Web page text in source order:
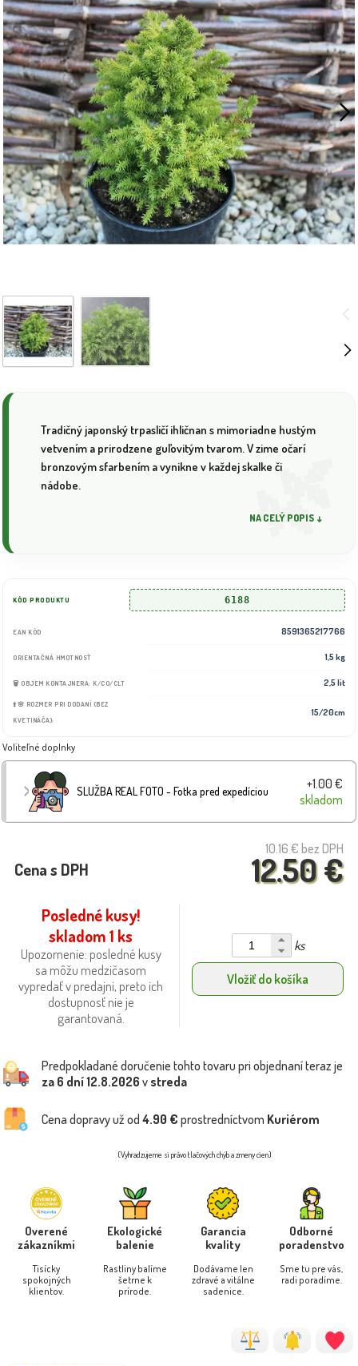
Tradičný japonský trpasličí ihličnan s mimoriadne hustým
vetvením a prirodzene guľovitým tvarom. V zime očarí
bronzovým sfarbením a vynikne v každej skalke či
nádobe.
NA CELÝ POPIS ↓
KÓD PRODUKTU 6188
EAN KÓD 8591365217766
ORIENTAČNÁ HMOTNOSŤ 1,5 kg
🗑️ OBJEM KONTAJNERA: K/CO/CLT 2,5 lit
⬆️🌸 ROZMER PRI DODANÍ (BEZ
KVETINÁČA):
15/20cm
Voliteľné doplnky
SLUŽBA REAL FOTO - Fotka pred expedíciou
+1.00 €
skladom
10.16 € bez DPH
12.50 €
Cena s DPH
Posledné kusy!
skladom 1 ks
Upozornenie: posledné kusy
sa môžu medzičasom
vypredať v predajni, preto ich
dostupnosť nie je
garantovaná.
ks
Vložiť do košíka
Predpokladané doručenie tohto tovaru pri objednaní teraz je
za 6 dní12.8.2026 v streda
Cena dopravy už od 4.90 € prostredníctvom Kuriérom
(Vyhradzujeme si právo tlačových chýb a zmeny cien)
Overené
zákazníkmi
Tisícky
spokojných
klientov.
Ekologické
balenie
Rastliny balíme
šetrne k
prírode.
Garancia
kvality
Dodávame len
zdravé a vitálne
sadenice.
Odborné
poradenstvo
Sme tu pre vás,
radi poradíme.